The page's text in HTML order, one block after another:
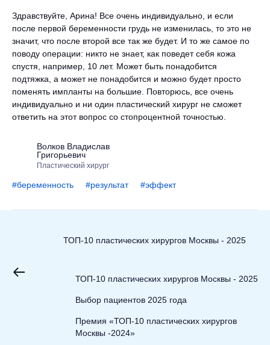
Здравствуйте, Арина! Все очень индивидуально, и если
после первой беременности грудь не изменилась, то это не
значит, что после второй все так же будет. И то же самое по
поводу операции: никто не знает, как поведет себя кожа
спустя, например, 10 лет. Может быть понадобится
подтяжка, а может не понадобится и можно будет просто
поменять импланты на большие. Повторюсь, все очень
индивидуально и ни один пластический хирург не сможет
ответить на этот вопрос со стопроцентной точностью.
Волков Владислав
Григорьевич
Пластический хирург
#беременность #результат #эффект
ТОП-10 пластических хирургов Москвы - 2025
ТОП-10 пластических хирургов Москвы - 2025
Выбор пациентов 2025 года
Премия «ТОП-10 пластических хирургов
Москвы -2024»